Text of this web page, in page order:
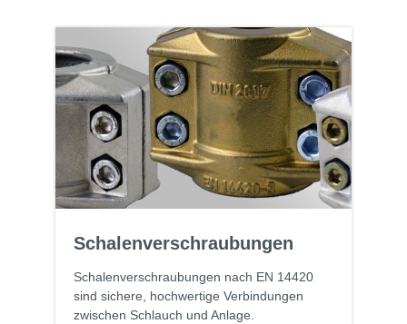
Schalenverschraubungen
Schalenverschraubungen nach EN 14420
sind sichere, hochwertige Verbindungen
zwischen Schlauch und Anlage.